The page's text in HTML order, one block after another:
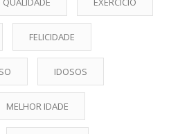
FELICIDADE
IDOSOS
MELHOR IDADE